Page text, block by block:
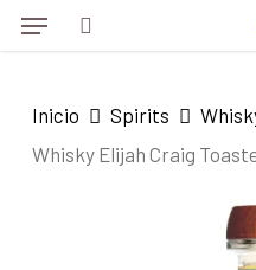
Skip
content
Menu
Inicio Spirits
Whisky Elijah Craig